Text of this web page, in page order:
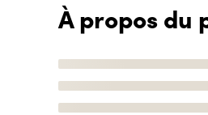
À propos du